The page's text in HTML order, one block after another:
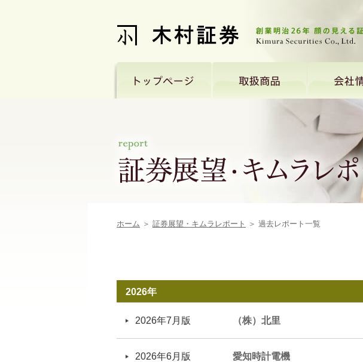
ホーム ＞ 証券展望・キムラレポート ＞ 過去レポート一覧
2026年
2026年7月版 （株）北里
2026年6月版 愛知時計電機